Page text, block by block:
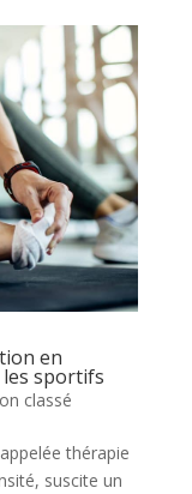
en
sportifs
classé
thérapie
suscite un